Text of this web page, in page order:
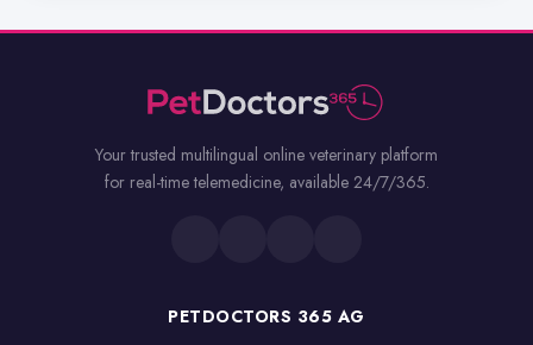
Your trusted multilingual online veterinary platform
for real-time telemedicine, available 24/7/365.
PETDOCTORS 365 AG